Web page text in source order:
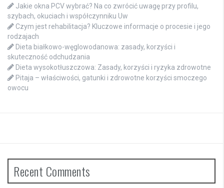
Jakie okna PCV wybrać? Na co zwrócić uwagę przy profilu,
szybach, okuciach i współczynniku Uw
Czym jest rehabilitacja? Kluczowe informacje o procesie i jego
rodzajach
Dieta białkowo-węglowodanowa: zasady, korzyści i
skuteczność odchudzania
Dieta wysokotłuszczowa: Zasady, korzyści i ryzyka zdrowotne
Pitaja – właściwości, gatunki i zdrowotne korzyści smoczego
owocu
Recent Comments